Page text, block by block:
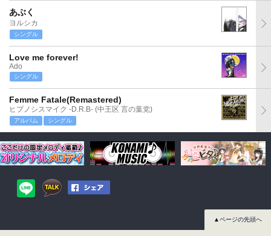
あぶく
ヨルシカ
シングル
Love me forever!
Ado
シングル
Femme Fatale(Remastered)
ヒプノシスマイク -D.R.B- (中王区 言の葉党)
アルバム シングル
▲ページの先頭へ